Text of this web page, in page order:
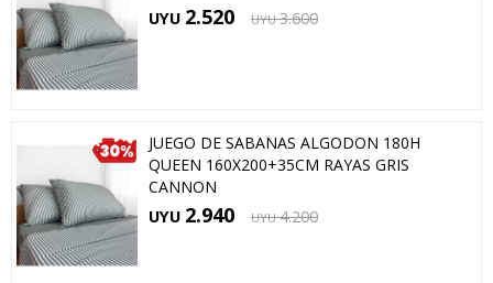
UYU 2.520 UYU 3.600
JUEGO DE SABANAS ALGODON 180H
QUEEN 160X200+35CM RAYAS GRIS
CANNON
UYU 2.940 UYU 4.200